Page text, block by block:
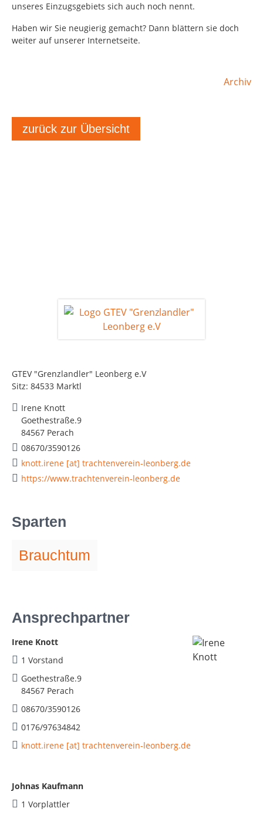
GTEV "Grenzlandler" Leonberg e.V
Sitz: 84533 Marktl
Irene Knott
Goethestraße.9
84567 Perach
08670/3590126
knott.irene [at] trachtenverein-leonberg.de
https://www.trachtenverein-leonberg.de
Sparten
Brauchtum
unseres Einzugsgebiets sich auch noch nennt.
Haben wir Sie neugierig gemacht? Dann blättern sie doch
weiter auf unserer Internetseite.
Archiv
zurück zur Übersicht
Ansprechpartner
Irene Knott
1 Vorstand
Goethestraße.9
84567 Perach
08670/3590126
0176/97634842
knott.irene [at] trachtenverein-leonberg.de
Johnas Kaufmann
1 Vorplattler